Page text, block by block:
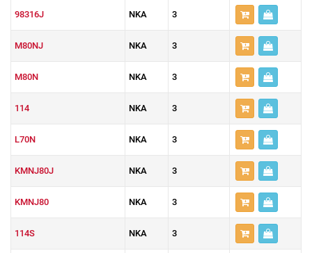
98316J NKA 3
M80NJ NKA 3
M80N NKA 3
114 NKA 3
L70N NKA 3
KMNJ80J NKA 3
KMNJ80 NKA 3
114S NKA 3